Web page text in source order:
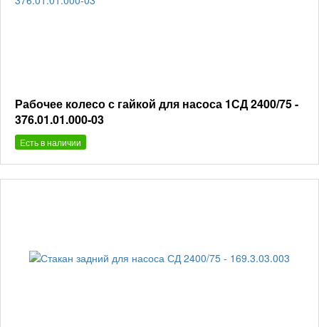
Рабочее колесо с гайкой для насоса 1СД 2400/75 -
376.01.01.000-03
Есть в наличии